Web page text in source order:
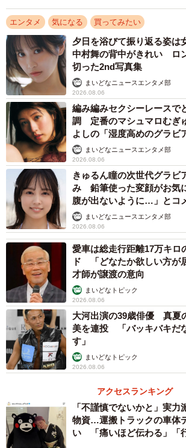
辻りりささん（撮影：藤本和典 スタイリング：工
ウ) ヘアメイク：鷲見星奈）
同作は、週刊SPA!のグラビアコーナー「
紹介しきれなかったカットを、ふんだん
ル写真集に仕上げました。誌面カットで
持ちながら可憐な表情を見せた清楚なカ
たワンピースを脱いでB87の美バストを
ョット、まん丸ヒップがあらわなな大胆
を公開。「グラビアン魂アワード」で大
ど、パーフェクトなプロポーション、G
【辻りりささんプロフィル】
つじりりさ 1997年11月19日​千葉県生
エンタメ 気になる 買ってみたい
夕日を浴びて振り返る姿
中村舞の背中がきれい ロ
切った2nd写真集
まいどなニュースエンタメ部
2026.08.06
編み編みセクシーレースで
調 定番のマシュマロむぎ
よしの「湿度高めのグラビ
まいどなニュースエンタメ部
2026.08.06
きゅるん瞳の次世代グラビ
み 鉛筆使った変顔がお気
腹が出ないように…」とコ
まいどなニュースエンタメ部
2026.08.06
愛車は総走行距離17万キロ
ド 「どなたか欲しい方が
才師が譲渡の意向
まいどなトピック
2026.08.06
大河出演の39歳俳優 真夏
美を連投 「バッキバキだ
す」
まいどなトピック
2026.08.06
アクセスランキング
「不謹慎でないかと」実
物資…運搬トラックの車体
い 「痛いほど伝わる」「